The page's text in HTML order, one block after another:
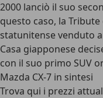
2000 lanciò il suo
questo caso, la
statunitense venduto
Casa giapponese
con il suo primo SUV
Mazda CX-7 in sintesi
Trova qui i prezzi